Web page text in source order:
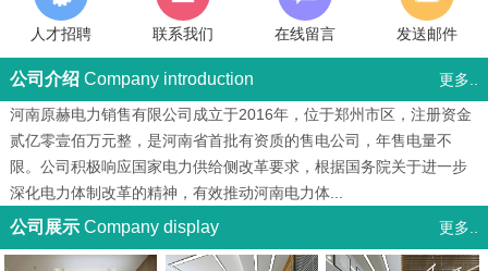
人才招聘 联系我们 在线留言 发送邮件
公司介绍Company introduction
更多..
河南原赫电力销售有限公司成立于2016年，位于郑州市区，注册资金
贰亿零壹佰万元整，是河南省首批有资质的售电公司，年售电量不
限。公司积极响应国家电力供给侧改革要求，根据国务院关于进一步
深化电力体制改革的精神，有效推动河南电力体...
公司展示Company display 更多..